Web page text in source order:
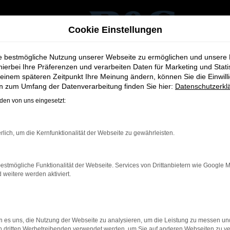
- Top Angebote
und Autofahrer in Frechen. Ob Alltag, Familie oder
flexibel Ihren individuellen Anforderungen an.
große Auswahl an aktuellen Kuga-Fahrzeugen in
ideale Fahrzeug für Ihre Bedürfnisse zu finden.
zusätzlichen Services rund um Ford in Frechen: Wir
die unkomplizierte
Cookie Einstellungen
bestmögliche Nutzung unserer Webseite zu ermöglichen und unsere
Ihre Präferenzen und verarbeiten Daten für Marketing und
späteren Zeitpunkt Ihre Meinung ändern, können Sie die
zum Umfang der Datenverarbeitung finden Sie hier:
von uns eingesetzt:
um die Kernfunktionalität der Webseite zu gewährleisten.
Funktionalität der Webseite. Services von Drittanbietern wie Google
weitere werden aktiviert.
es uns, die Nutzung der Webseite zu analysieren, um die Leistung zu messen